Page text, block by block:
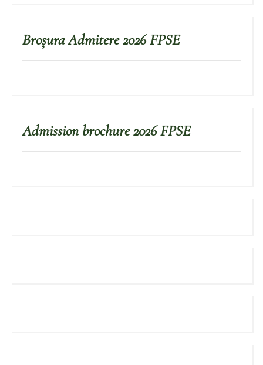
Broșura Admitere 2026 FPSE
Admission brochure 2026 FPSE